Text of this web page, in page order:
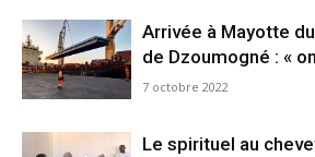
Arrivée à Mayotte
de Dzoumogné : «
7 octobre 2022
Le spirituel au